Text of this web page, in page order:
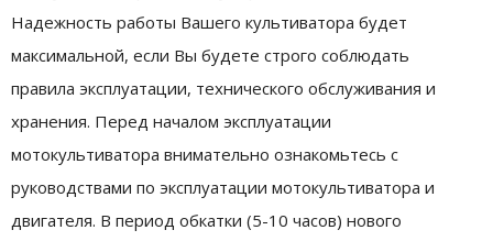
Надежность работы Вашего культиватора будет
максимальной, если Вы будете строго соблюдать
правила эксплуатации, технического обслуживания и
хранения. Перед началом эксплуатации
мотокультиватора внимательно ознакомьтесь с
руководствами по эксплуатации мотокультиватора и
двигателя. В период обкатки (5-10 часов) нового